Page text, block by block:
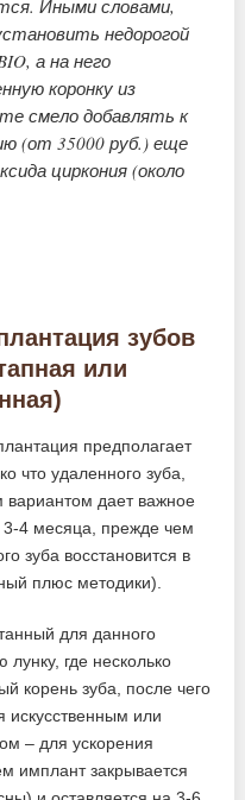
Иными словами,
недорогой
а на него
коронку из
смело добавлять к
(от 35000 руб.) еще
циркония (около
зубов
или
предполагает
что удаленного зуба,
вариантом дает важное
4 месяца, прежде чем
зуба восстановится в
плюс методики).
для данного
где несколько
корень зуба, после чего
искусственным или
– для ускорения
имплант закрывается